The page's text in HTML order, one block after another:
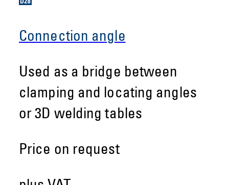
Connection angle
Used as a bridge between
clamping and locating angles
or 3D welding tables
Price on request